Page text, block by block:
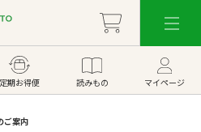
定期お得便 読みもの マイページ
ご案内